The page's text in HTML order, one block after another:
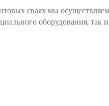
сваях мы
оборудования, так